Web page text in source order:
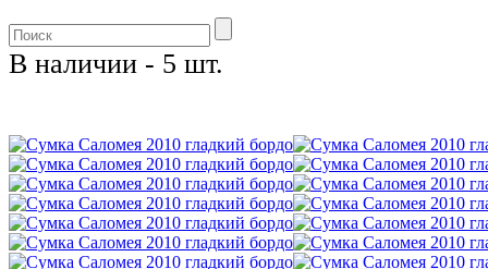
В наличии - 5 шт.